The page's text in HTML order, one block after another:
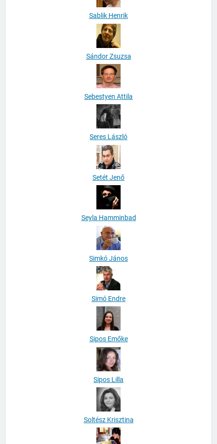
Sablik Henrik
Sándor Zsuzsa
Sebestyen Attila
Seres László
Setét Jenő
Seyla Hamminbad
Simkó János
Simó Endre
Sipos Emőke
Sipos Lilla
Soltész Krisztina